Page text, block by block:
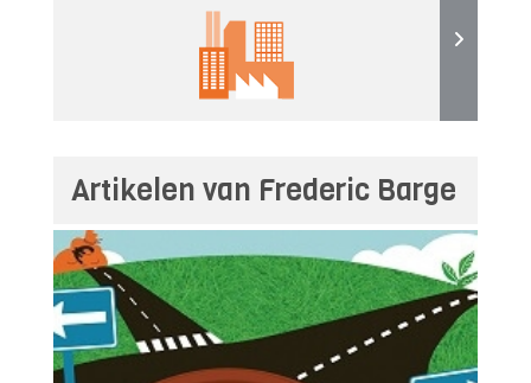
Artikelen van Frederic Barge